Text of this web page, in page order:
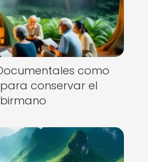
como
conservar el